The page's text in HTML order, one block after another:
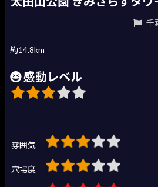
千
約14.8km
感動レベル
雰囲気
穴場度